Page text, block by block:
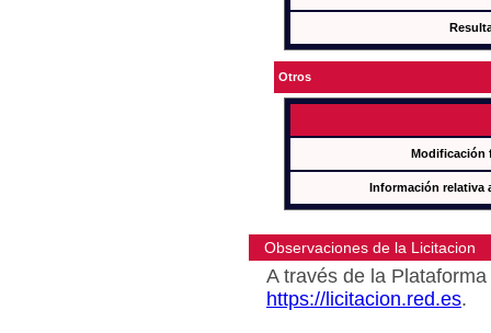
Otros
Modificación
Información relativa
Observaciones de la Licitacion
A través de la
https://licitacion.red.es.